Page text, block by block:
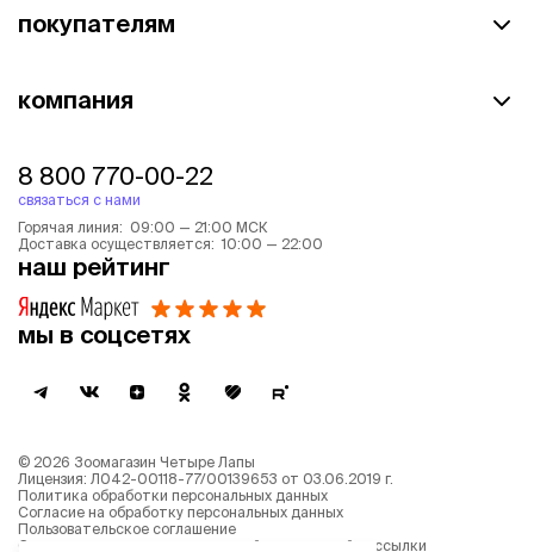
покупателям
компания
8 800 770-00-22
связаться с нами
Горячая линия: 09:00 — 21:00 МСК
Доставка осуществляется: 10:00 — 22:00
наш рейтинг
мы в соцсетях
© 2026 Зоомагазин Четыре Лапы
Лицензия: Л042-00118-77/00139653 от 03.06.2019 г.
Политика обработки персональных данных
Согласие на обработку персональных данных
Пользовательское соглашение
Согласие на получение новостной и рекламной рассылки